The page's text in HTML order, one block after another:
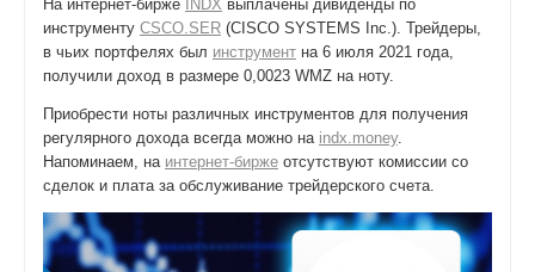
На интернет-бирже INDX выплачены дивиденды по
инструменту CSCO.SER (CISCO SYSTEMS Inc.). Трейдеры,
в чьих портфелях был инструмент на 6 июля 2021 года,
получили доход в размере 0,0023 WMZ на ноту.
Приобрести ноты различных инструментов для получения
регулярного дохода всегда можно на indx.money.
Напоминаем, на интернет-бирже отсутствуют комиссии со
сделок и плата за обслуживание трейдерского счета.